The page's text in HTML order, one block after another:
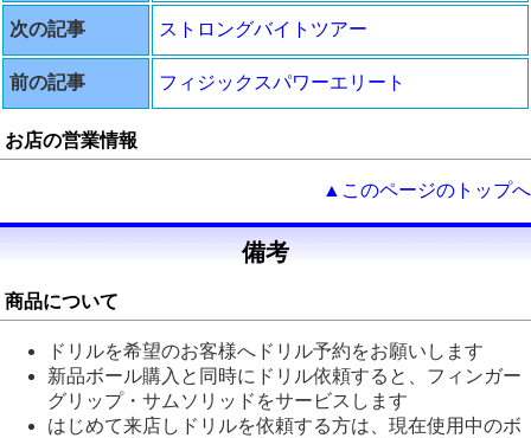
次の記事 ストロングバイトツアー
前の記事 フィジックスパワーエリート
お店の営業情報
▲このページのトップへ
備考
商品について
ドリルを希望のお客様へドリル予約をお願いします
新品ボール購入と同時にドリル依頼すると、フィンガー
グリップ・サムソリッドをサービスします
はじめて来店しドリルを依頼する方は、現在使用中のボ